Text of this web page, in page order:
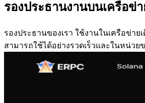
รองประธานงานบนเครือข่
รองประธานของเรา ใช้งานในเครือข่า
สามารถใช้ได้อย่างรวดเร็วและในหน่ว